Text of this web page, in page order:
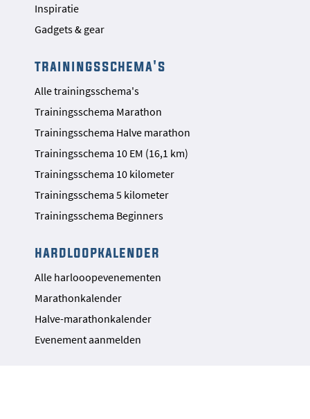
Inspiratie
Gadgets & gear
trainingsschema's
Alle trainingsschema's
Trainingsschema Marathon
Trainingsschema Halve marathon
Trainingsschema 10 EM (16,1 km)
Trainingsschema 10 kilometer
Trainingsschema 5 kilometer
Trainingsschema Beginners
hardloopkalender
Alle harlooopevenementen
Marathonkalender
Halve-marathonkalender
Evenement aanmelden